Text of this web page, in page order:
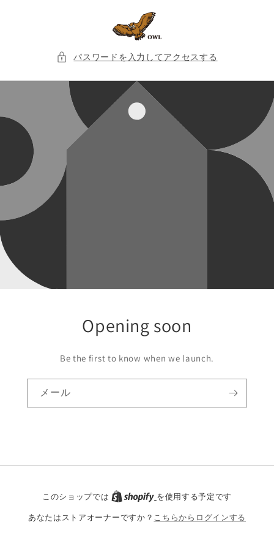
パスワードを入力してアクセスする
Opening soon
Be the first to know when we launch.
メール
このショップでは
を使用する予定です
あなたはストアオーナーですか？ こちらからログインする